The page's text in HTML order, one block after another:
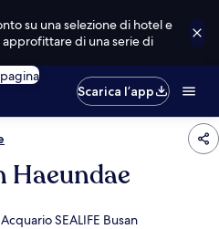
su una selezione di hotel e
di una serie di
Scarica l’app
Haeundae
SEALIFE Busan